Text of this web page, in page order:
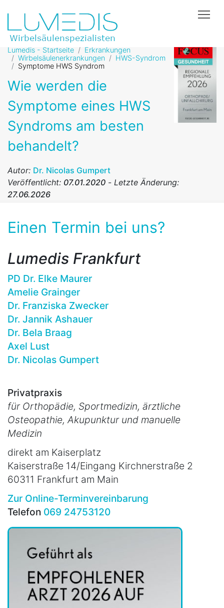
Lumedis - Startseite
Erkrankungen
Wirbelsäulenerkrankungen
HWS-Syndrom
Symptome HWS Syndrom
Wie werden die
Symptome eines HWS
Syndroms am besten
behandelt?
Autor: Dr. Nicolas Gumpert
Veröffentlicht: 07.01.2020 - Letzte Änderung:
27.06.2026
Einen Termin bei uns?
Lumedis Frankfurt
PD Dr. Elke Maurer
Amelie Grainger
Dr. Franziska Zwecker
Dr. Jannik Ashauer
Dr. Bela Braag
Axel Lust
Dr. Nicolas Gumpert
Privatpraxis
für Orthopädie, Sportmedizin, ärztliche
Osteopathie, Akupunktur und manuelle
Medizin
direkt am Kaiserplatz
Kaiserstraße 14/Eingang Kirchnerstraße 2
60311 Frankfurt am Main
Zur Online-Terminvereinbarung
Telefon 069 24753120